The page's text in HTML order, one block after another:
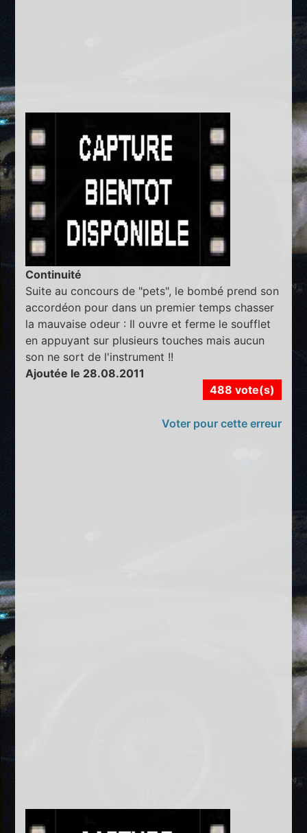
Continuité
Suite au concours de "pets", le bombé prend son
accordéon pour dans un premier temps chasser
la mauvaise odeur : Il ouvre et ferme le soufflet
en appuyant sur plusieurs touches mais aucun
son ne sort de l'instrument !!
Ajoutée le 28.08.2011
488 vote(s)
Voter pour cette erreur